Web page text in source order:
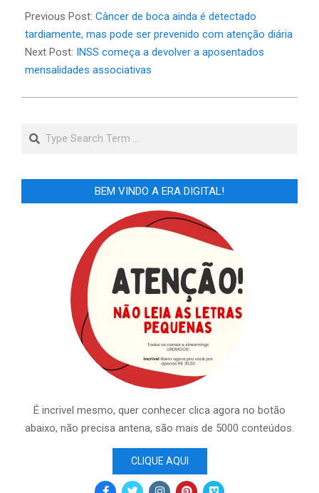
05-
25
Previous Post: Câncer de boca ainda é detectado
tardiamente, mas pode ser prevenido com atenção diária
Next Post: INSS começa a devolver a aposentados
mensalidades associativas
Search
BEM VINDO A ERA DIGITAL!
É incrivel mesmo, quer conhecer clica agora no botão
abaixo, não precisa antena, são mais de 5000 conteúdos.
CLIQUE AQUI